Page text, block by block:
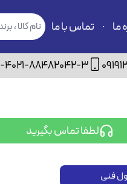
ما تماس با ما
نام کالا ،
بندی
021-88482042-3
4
لطفا تماس بگیرید
فنی